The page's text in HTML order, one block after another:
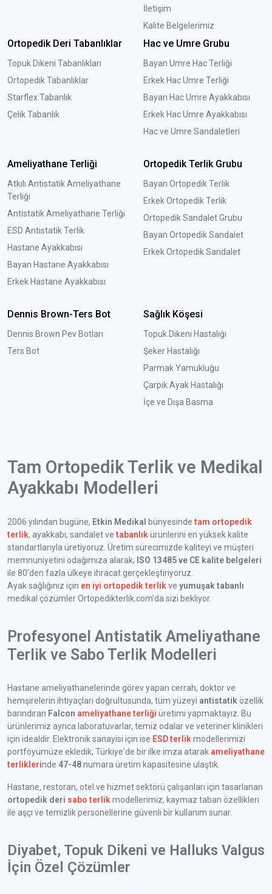
İletişim
Kalite Belgelerimiz
Ortopedik Deri Tabanlıklar
Topuk Dikeni Tabanlıkları
Ortopedik Tabanlıklar
Starflex Tabanlık
Çelik Tabanlık
Hac ve Umre Grubu
Bayan Umre Hac Terliği
Erkek Hac Umre Terliği
Bayan Hac Umre Ayakkabısı
Erkek Hac Umre Ayakkabısı
Hac ve Umre Sandaletleri
Ameliyathane Terliği
Atkılı Antistatik Ameliyathane
Terliği
Antistatik Ameliyathane Terliği
ESD Antistatik Terlik
Hastane Ayakkabısı
Bayan Hastane Ayakkabısı
Erkek Hastane Ayakkabısı
Ortopedik Terlik Grubu
Bayan Ortopedik Terlik
Erkek Ortopedik Terlik
Ortopedik Sandalet Grubu
Bayan Ortopedik Sandalet
Erkek Ortopedik Sandalet
Dennis Brown-Ters Bot
Dennis Brown Pev Botları
Ters Bot
Sağlık Köşesi
Topuk Dikeni Hastalığı
Şeker Hastalığı
Parmak Yamukluğu
Çarpık Ayak Hastalığı
İçe ve Dışa Basma
Tam Ortopedik Terlik ve Medikal
Ayakkabı Modelleri
2006 yılından bugüne, Etkin Medikal bünyesindetam ortopedik
terlik, ayakkabı, sandalet vetabanlık ürünlerini en yüksek kalite
standartlarıyla üretiyoruz. Üretim sürecimizde kaliteyi ve müşteri
memnuniyetini odağımıza alarak; ISO 13485 ve CE kalite belgeleri
ile 80’den fazla ülkeye ihracat gerçekleştiriyoruz.
Ayak sağlığınız için en iyi ortopedik terlik ve yumuşak tabanlı
medikal çözümler Ortopedikterlik.com'da sizi bekliyor.
Profesyonel Antistatik Ameliyathane
Terlik ve Sabo Terlik Modelleri
Hastane ameliyathanelerinde görev yapan cerrah, doktor ve
hemşirelerin ihtiyaçları doğrultusunda, tüm yüzeyi antistatik özellik
barındıran Falcon ameliyathane terliği üretimi yapmaktayız. Bu
ürünlerimiz ayrıca laboratuvarlar, temiz odalar ve veteriner klinikleri
için idealdir. Elektronik sanayisi için ise ESD terlik modellerimizi
portföyümüze ekledik; Türkiye'de bir ilke imza atarak ameliyathane
terliklerinde 47-48numara üretim kapasitesine ulaştık.
Hastane, restoran, otel ve hizmet sektörü çalışanları için tasarlanan
ortopedik deri sabo terlik modellerimiz, kaymaz taban özellikleri
ile aşçı ve temizlik personellerine güvenli bir kullanım sunar.
Diyabet, Topuk Dikeni ve Halluks Valgus
İçin Özel Çözümler